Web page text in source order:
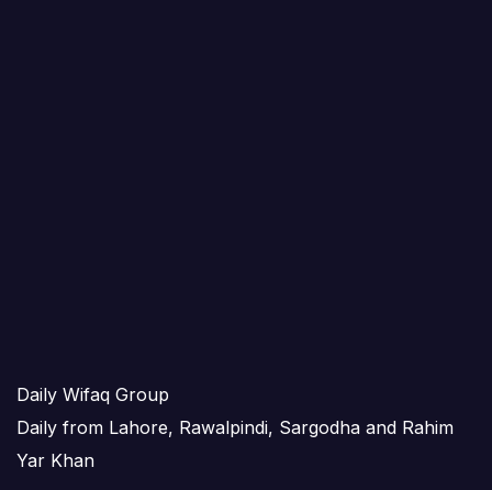
Daily Wifaq Group
Daily from Lahore, Rawalpindi, Sargodha and Rahim
Yar Khan